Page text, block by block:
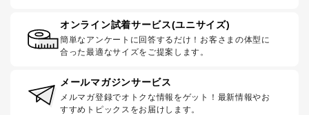
オンライン試着サービス(ユニサイズ)
簡単なアンケートに回答するだけ！お客さまの体型に
合った最適なサイズをご提案します。
メールマガジンサービス
メルマガ登録でオトクな情報をゲット！最新情報やお
すすめトピックスをお届けします。